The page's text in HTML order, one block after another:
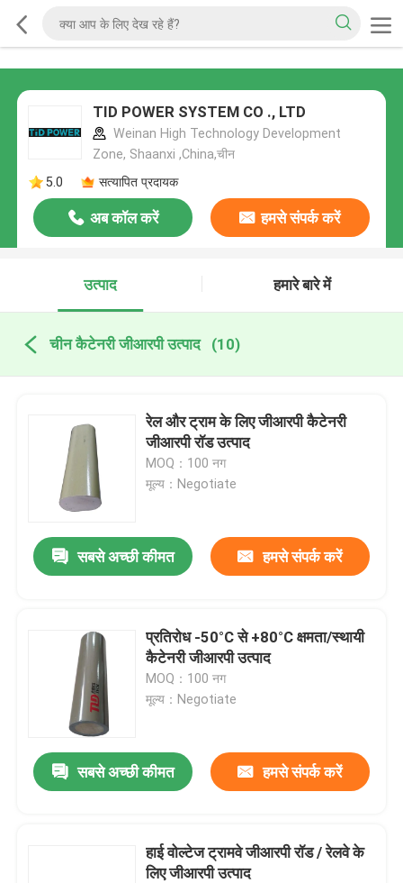
TID POWER SYSTEM CO ., LTD
Weinan High Technology Development
Zone, Shaanxi ,China,चीन
5.0
सत्यापित प्रदायक
अब कॉल करें हमसे संपर्क करें
उत्पाद हमारे बारे में
चीन कैटेनरी जीआरपी उत्पाद (10)
रेल और ट्राम के लिए जीआरपी कैटेनरी
जीआरपी रॉड उत्पाद
MOQ：100 नग
मूल्य：Negotiate
सबसे अच्छी कीमत हमसे संपर्क करें
प्रतिरोध -50°C से +80°C क्षमता/स्थायी
कैटेनरी जीआरपी उत्पाद
MOQ：100 नग
मूल्य：Negotiate
सबसे अच्छी कीमत हमसे संपर्क करें
हाई वोल्टेज ट्रामवे जीआरपी रॉड / रेलवे के
लिए जीआरपी उत्पाद